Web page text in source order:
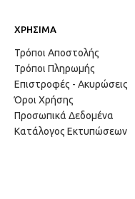
ΧΡΗΣΙΜΑ
Τρόποι Αποστολής
Τρόποι Πληρωμής
Επιστροφές - Ακυρώσεις
Όροι Χρήσης
Προσωπικά Δεδομένα
Κατάλογος Εκτυπώσεων